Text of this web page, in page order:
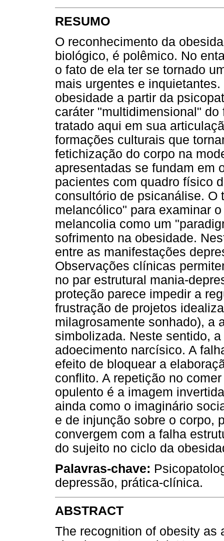
RESUMO
O reconhecimento da
biológico, é polêmico. No
o fato de ela ter se tornado
mais urgentes e
obesidade a partir da
caráter "multidimensional"
tratado aqui em sua
formações culturais que
fetichização do corpo na
apresentadas se fundam em
pacientes com quadro físico
consultório de psicanálise. O
melancólico" para examinar
melancolia como um
sofrimento na obesidade.
entre as manifestações
Observações clínicas
no par estrutural mania-
proteção parece impedir a
frustração de projetos
milagrosamente sonhado), a
simbolizada. Neste sentido,
adoecimento narcísico. A
efeito de bloquear a
conflito. A repetição no
opulento é a imagem
ainda como o imaginário
e de injunção sobre o corpo,
convergem com a falha
do sujeito no ciclo da
Palavras-chave:
depressão, prática-clínica.
ABSTRACT
The recognition of obesity as